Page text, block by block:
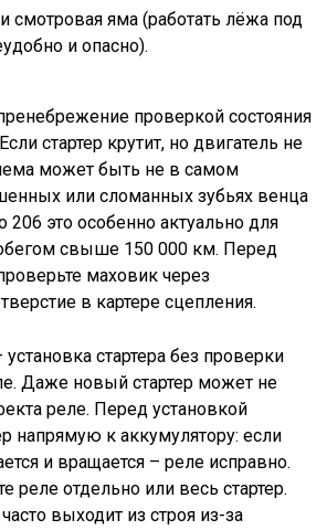
смотровая яма (работать лёжа под
и опасно).
проверкой состояния
стартер крутит, но двигатель не
может быть не в самом
или сломанных зубьях венца
это особенно актуально для
свыше 150 000 км. Перед
маховик через
в картере сцепления.
стартера без проверки
Даже новый стартер может не
реле. Перед установкой
напрямую к аккумулятору: если
и вращается – реле исправно.
реле отдельно или весь стартер.
выходит из строя из-за